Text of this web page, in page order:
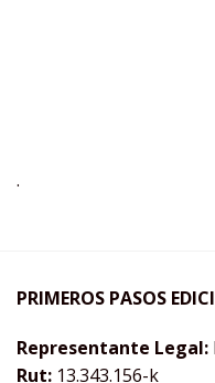
.
PRIMEROS PASOS
Representante Legal:
Rut: 13.343.156-k